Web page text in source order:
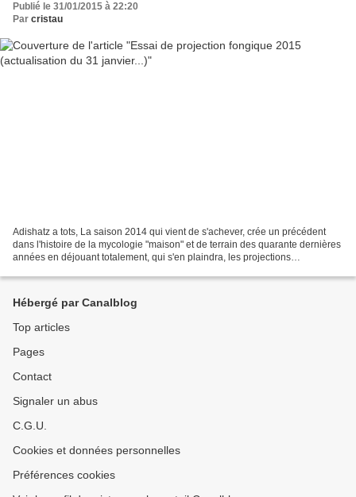
Publié le 31/01/2015 à 22:20
Par cristau
Adishatz a tots, La saison 2014 qui vient de s'achever, crée un précédent
dans l'histoire de la mycologie "maison" et de terrain des quarante dernières
années en déjouant totalement, qui s'en plaindra, les projections
Hébergé par Canalblog
Top articles
Pages
Contact
Signaler un abus
C.G.U.
Cookies et données personnelles
Préférences cookies